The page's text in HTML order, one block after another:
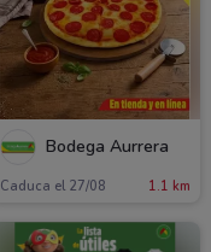
Bodega Aurrera
Caduca el 27/08 1.1 km